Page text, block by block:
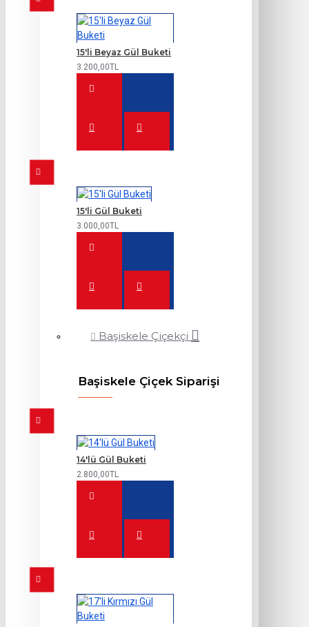
15'li Beyaz Gül Buketi
3.200,00TL
15'li Gül Buketi
3.000,00TL
Başiskele Çiçekçi
Başiskele Çiçek Siparişi
14'lü Gül Buketi
2.800,00TL